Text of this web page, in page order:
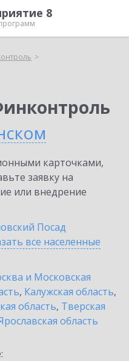
8
карточками,
заявку на
или внедрение
Посад
все населенные
и Московская
, Калужская область,
область, Тверская
область